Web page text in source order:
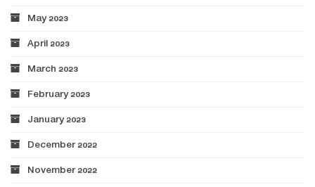
May 2023
April 2023
March 2023
February 2023
January 2023
December 2022
November 2022